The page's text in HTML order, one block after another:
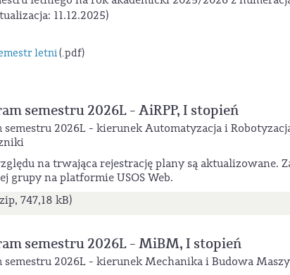
11.12.2025)
letni(.pdf)
semestru 2026L - AiRPP, I stopień
2026L - kierunek Automatyzacja i
na trwająca rejestrację plany są aktualizowane.
grupy na platformie USOS Web.
747,18 kB)
semestru 2026L - MiBM, I stopień
semestru 2026L - kierunek Mechanika i Budowa